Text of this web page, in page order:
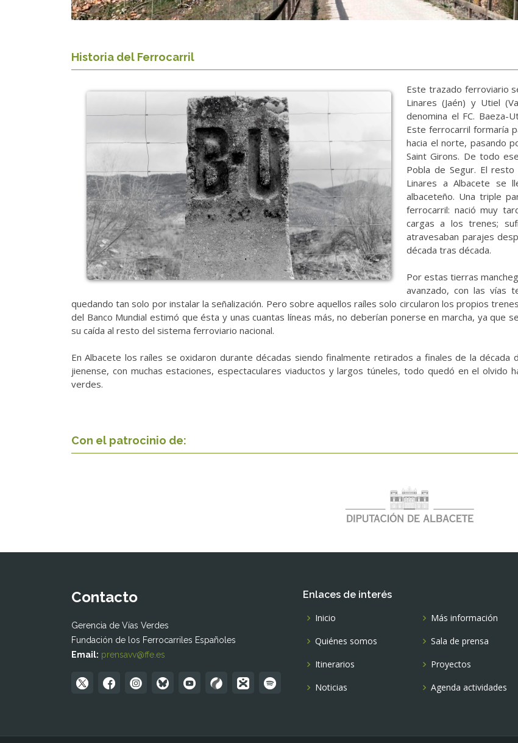
Historia del Ferrocarril
Este trazado ferroviario
Linares (Jaén) y Utiel
denomina el FC. Baeza-
Este ferrocarril formaría
hacia el norte, pasando
Saint Girons. De todo
Pobla de Segur. El
Linares a Albacete se
albaceteño. Una triple
ferrocarril: nació muy
cargas a los trenes;
atravesaban parajes
década tras década.
Por estas tierras
avanzado, con las vías
quedando tan solo por instalar la señalización. Pero sobre aquellos raíles solo circularon los propios
del Banco Mundial estimó que ésta y unas cuantas líneas más, no deberían ponerse en marcha, ya que
su caída al resto del sistema ferroviario nacional.
En Albacete los raíles se oxidaron durante décadas siendo finalmente retirados a finales de la
jienense, con muchas estaciones, espectaculares viaductos y largos túneles, todo quedó en el olvido
verdes.
Con el patrocinio de:
Contacto
Gerencia de Vías Verdes
Fundación de los Ferrocarriles Españoles
Email: prensavv@ffe.es
Enlaces de interés
Inicio
Quiénes somos
Itinerarios
Noticias
Más información
Sala de prensa
Proyectos
Agenda actividades